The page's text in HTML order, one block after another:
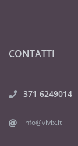
CONTATTI
371 6249014
info@vivix.it